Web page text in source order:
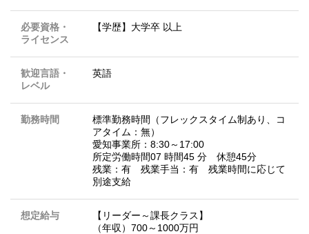
必要資格・
ライセンス
【学歴】大学卒 以上
歓迎言語・
レベル
英語
勤務時間
標準勤務時間（フレックスタイム制あり、コ
アタイム：無）
愛知事業所：8:30～17:00
所定労働時間07 時間45 分 休憩45分
残業：有 残業手当：有 残業時間に応じて
別途支給
想定給与
【リーダー～課長クラス】
（年収）700～1000万円